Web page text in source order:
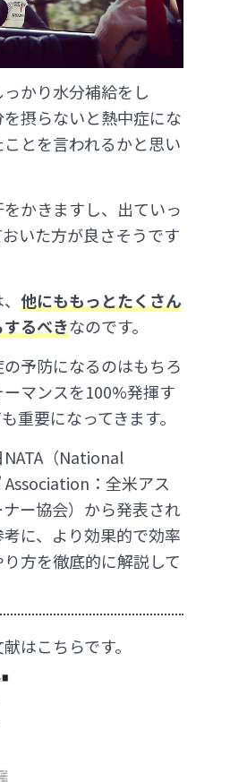
かり水分補給をし
摂らないと熱中症にな
とを言われるかと思い
かきますし、出ていっ
いた方が良さそうです
他にももっとたくさん
るべきなのです。
予防になるのはもちろ
マンスを100%発揮す
重要になってきます。
（National
：全米アス
ー協会）から発表され
に、より効果的で効率
方を徹底的に解説して
はこちらです。